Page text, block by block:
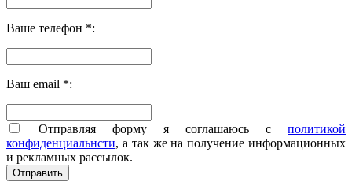
Ваше телефон *:
Ваш email *:
Отправляя форму я соглашаюсь с политикой
конфиденциальнсти, а так же на получение информационных
и рекламных рассылок.